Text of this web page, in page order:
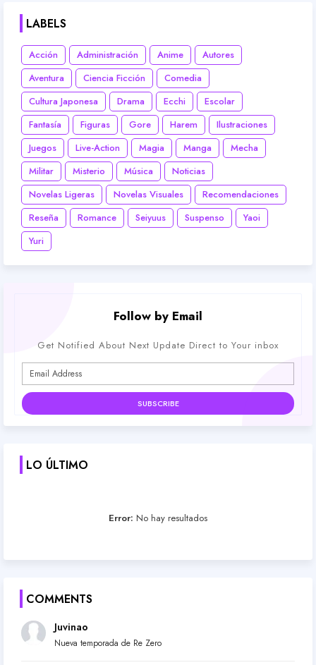
LABELS
Acción Administración Anime
Autores
Aventura
Ciencia Ficción
Comedia
Cultura Japonesa
Drama Ecchi
Escolar
Fantasía
Figuras Gore Harem
Ilustraciones
Juegos
Live-Action Magia Manga
Mecha
Militar
Misterio Música
Noticias
Novelas Ligeras
Novelas Visuales
Recomendaciones
Reseña
Romance Seiyuus Suspenso
Yaoi
Yuri
Follow by Email
Get Notified About Next Update Direct to Your inbox
LO ÚLTIMO
Error: No hay resultados
COMMENTS
Juvinao
Nueva temporada de Re Zero